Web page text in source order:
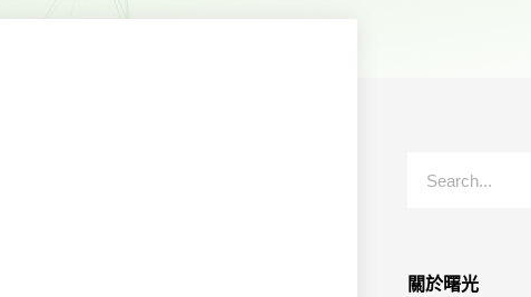
關於曙光